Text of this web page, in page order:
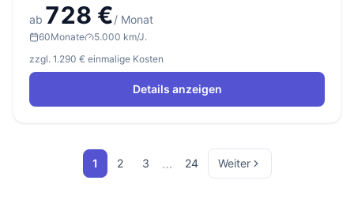
ab 728 €/ Monat
60Monate
5.000 km/J.
zzgl. 1.290 € einmalige Kosten
Details anzeigen
1 2 3 … 24 Weiter